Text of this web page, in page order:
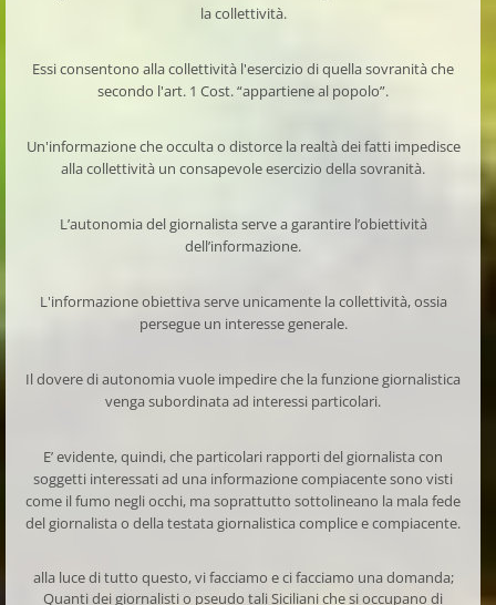
la collettività.
Essi consentono alla collettività l'esercizio di quella sovranità che
secondo l'art. 1 Cost. “appartiene al popolo”.
Un'informazione che occulta o distorce la realtà dei fatti impedisce
alla collettività un consapevole esercizio della sovranità.
L’autonomia del giornalista serve a garantire l’obiettività
dell’informazione.
L'informazione obiettiva serve unicamente la collettività, ossia
persegue un interesse generale.
Il dovere di autonomia vuole impedire che la funzione giornalistica
venga subordinata ad interessi particolari.
E’ evidente, quindi, che particolari rapporti del giornalista con
soggetti interessati ad una informazione compiacente sono visti
come il fumo negli occhi, ma soprattutto sottolineano la mala fede
del giornalista o della testata giornalistica complice e compiacente.
alla luce di tutto questo, vi facciamo e ci facciamo una domanda;
Quanti dei giornalisti o pseudo tali Siciliani che si occupano di